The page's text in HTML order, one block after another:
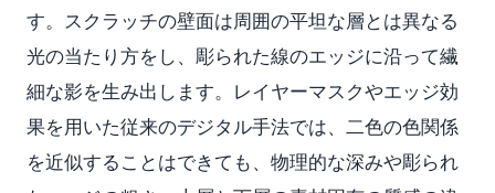
す。スクラッチの壁面は周囲の平坦な層とは異なる
光の当たり方をし、彫られた線のエッジに沿って繊
細な影を生み出します。レイヤーマスクやエッジ効
果を用いた従来のデジタル手法では、二色の色関係
を近似することはできても、物理的な深みや彫られ